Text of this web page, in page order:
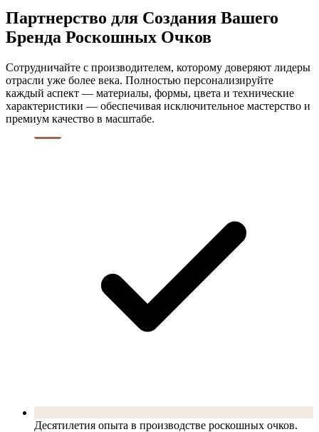
Партнерство для Создания Вашего
Бренда Роскошных Очков
Сотрудничайте с производителем, которому доверяют лидеры
отрасли уже более века. Полностью персонализируйте
каждый аспект — материалы, формы, цвета и технические
характеристики — обеспечивая исключительное мастерство и
премиум качество в масштабе.
Десятилетия опыта в производстве роскошных очков.